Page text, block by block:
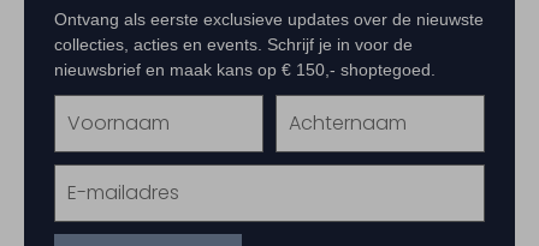
Ontvang als eerste exclusieve updates over de nieuwste
collecties, acties en events. Schrijf je in voor de
nieuwsbrief en maak kans op € 150,- shoptegoed.